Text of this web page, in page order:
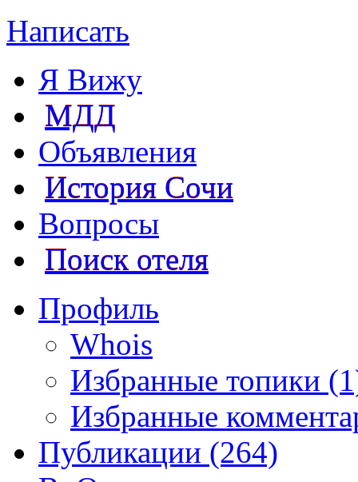
Написать
Я Вижу
МДД
Объявления
История Сочи
Вопросы
Поиск отеля
Профиль
Whois
Избранные топики
Избранные
Публикации (264)